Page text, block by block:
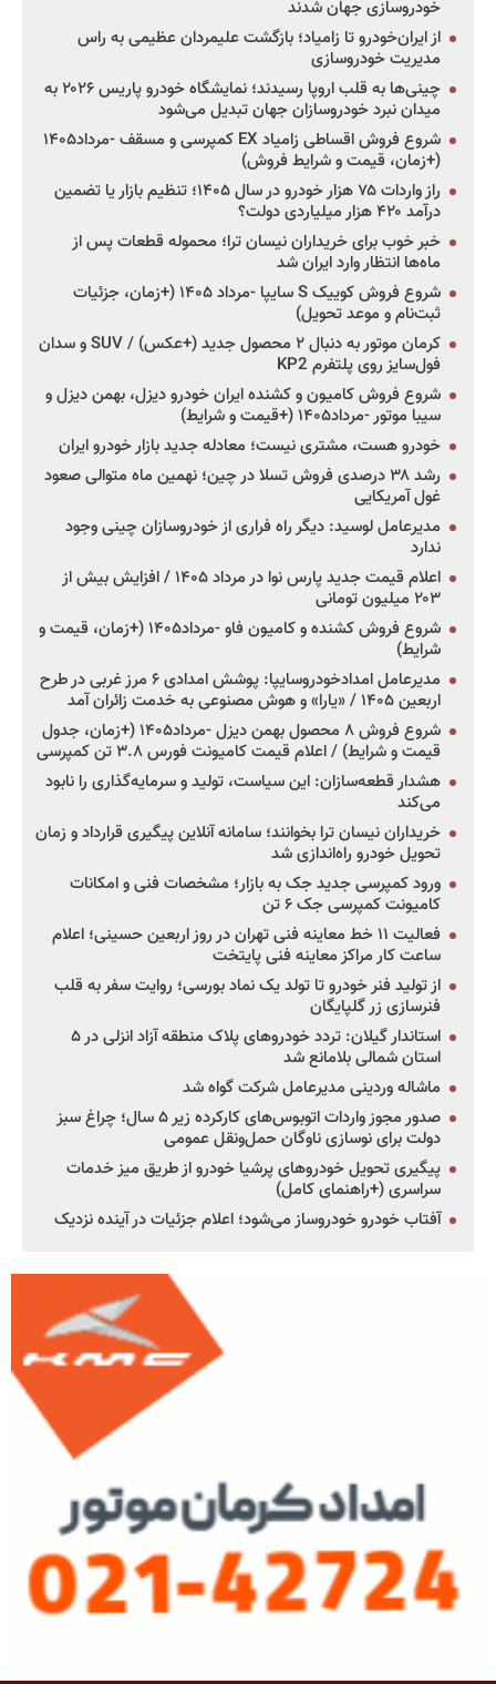
خودروسازی جهان شدند
از ایران‌خودرو تا زامیاد؛ بازگشت علیمردان عظیمی به راس
مدیریت خودروسازی
چینی‌ها به قلب اروپا رسیدند؛ نمایشگاه خودرو پاریس ۲۰۲۶ به
میدان نبرد خودروسازان جهان تبدیل می‌شود
شروع فروش اقساطی زامیاد EX کمپرسی و مسقف -مرداد۱۴۰۵
(+زمان، قیمت و شرایط فروش)
راز واردات ۷۵ هزار خودرو در سال ۱۴۰۵؛ تنظیم بازار یا تضمین
درآمد ۴۲۰ هزار میلیاردی دولت؟
خبر خوب برای خریداران نیسان ترا؛ محموله قطعات پس از
ماه‌ها انتظار وارد ایران شد
شروع فروش کوییک S سایپا -مرداد ۱۴۰۵ (+زمان، جزئیات
ثبت‌نام و موعد تحویل)
کرمان موتور به دنبال ۲ محصول جدید (+عکس) / SUV و سدان
فول‌سایز روی پلتفرم KP2
شروع فروش کامیون و کشنده ایران خودرو دیزل، بهمن دیزل و
سیبا موتور -مرداد۱۴۰۵ (+قیمت و شرایط)
خودرو هست، مشتری نیست؛ معادله جدید بازار خودرو ایران
رشد ۳۸ درصدی فروش تسلا در چین؛ نهمین ماه متوالی صعود
غول آمریکایی
مدیرعامل لوسید: دیگر راه فراری از خودروسازان چینی وجود
ندارد
اعلام قیمت جدید پارس نوا در مرداد ۱۴۰۵ / افزایش بیش از
۲۰۳ میلیون تومانی
شروع فروش کشنده و کامیون فاو -مرداد۱۴۰۵ (+زمان، قیمت و
شرایط)
مدیرعامل امدادخودروسایپا: پوشش امدادی ۶ مرز غربی در طرح
اربعین ۱۴۰۵ / «یارا» و هوش مصنوعی به خدمت زائران آمد
شروع فروش ۸ محصول بهمن دیزل -مرداد۱۴۰۵ (+زمان، جدول
قیمت و شرایط) / اعلام قیمت کامیونت فورس ۳.۸ تن کمپرسی
هشدار قطعه‌سازان: این سیاست، تولید و سرمایه‌گذاری را نابود
می‌کند
خریداران نیسان ترا بخوانند؛ سامانه آنلاین پیگیری قرارداد و زمان
تحویل خودرو راه‌اندازی شد
ورود کمپرسی جدید جک به بازار؛ مشخصات فنی و امکانات
کامیونت کمپرسی جک ۶ تن
فعالیت ۱۱ خط معاینه فنی تهران در روز اربعین حسینی؛ اعلام
ساعت کار مراکز معاینه فنی پایتخت
از تولید فنر خودرو تا تولد یک نماد بورسی؛ روایت سفر به قلب
فنرسازی زر گلپایگان
استاندار گیلان: تردد خودروهای پلاک منطقه آزاد انزلی در ۵
استان شمالی بلامانع شد
ماشاله وردینی مدیرعامل شرکت گواه شد
صدور مجوز واردات اتوبوس‌های کارکرده زیر ۵ سال؛ چراغ سبز
دولت برای نوسازی ناوگان حمل‌ونقل عمومی
پیگیری تحویل خودروهای پرشیا خودرو از طریق میز خدمات
سراسری (+راهنمای کامل)
آفتاب خودرو خودروساز می‌شود؛ اعلام جزئیات در آینده نزدیک